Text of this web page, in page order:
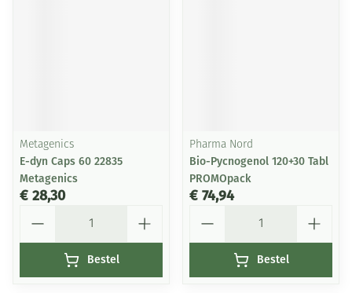
Metagenics
E-dyn Caps 60 22835
Metagenics
€ 28,30
Bestel
Pharma Nord
Bio-Pycnogenol 120+30 Tabl
PROMOpack
€ 74,94
Bestel